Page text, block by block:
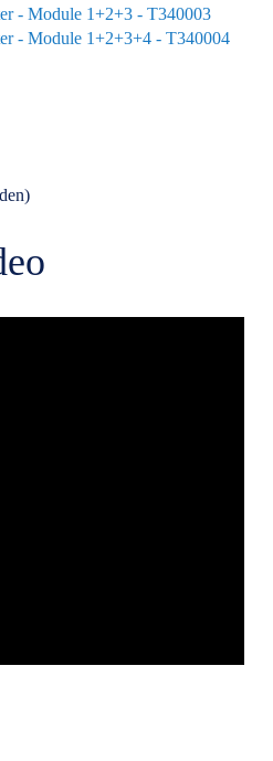
- Module 1+2+3 - T340003
- Module 1+2+3+4 - T340004